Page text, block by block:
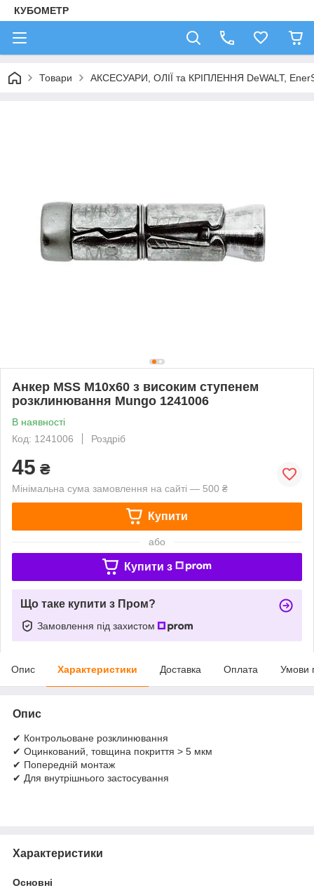
КУБОМЕТР
Товари АКСЕСУАРИ, ОЛІЇ та КРІПЛЕННЯ DeWALT,
Анкер MSS M10x60 з високим ступенем
розклинювання Mungo 1241006
В наявності
Код: 1241006
Роздріб
45 ₴
Мінімальна сума замовлення на сайті — 500 ₴
Купити
або
Купити з
Що таке купити з Пром?
Замовлення під захистом
Опис Характеристики Доставка Оплата Умови
Опис
✔ Контрольоване розклинювання
✔ Оцинкований, товщина покриття > 5 мкм
✔ Попередній монтаж
✔ Для внутрішнього застосування
Характеристики
Основні